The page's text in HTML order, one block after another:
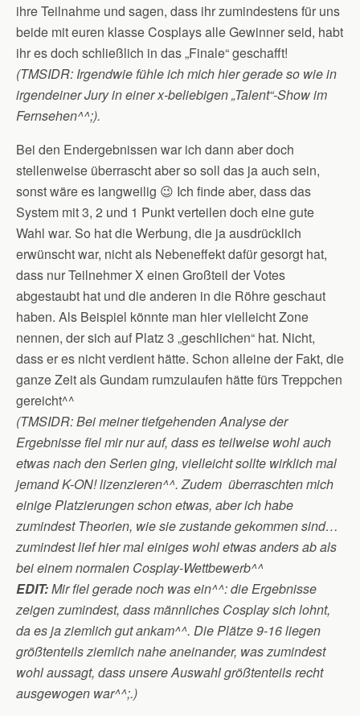
ihre Teilnahme und sagen, dass ihr zumindestens für uns
beide mit euren klasse Cosplays alle Gewinner seid, habt
ihr es doch schließlich in das „Finale“ geschafft!
(TMSIDR: Irgendwie fühle ich mich hier gerade so wie in
irgendeiner Jury in einer x-beliebigen „Talent“-Show im
Fernsehen^^;).
Bei den Endergebnissen war ich dann aber doch
stellenweise überrascht aber so soll das ja auch sein,
sonst wäre es langweilig 😉 Ich finde aber, dass das
System mit 3, 2 und 1 Punkt verteilen doch eine gute
Wahl war. So hat die Werbung, die ja ausdrücklich
erwünscht war, nicht als Nebeneffekt dafür gesorgt hat,
dass nur Teilnehmer X einen Großteil der Votes
abgestaubt hat und die anderen in die Röhre geschaut
haben. Als Beispiel könnte man hier vielleicht Zone
nennen, der sich auf Platz 3 „geschlichen“ hat. Nicht,
dass er es nicht verdient hätte. Schon alleine der Fakt, die
ganze Zeit als Gundam rumzulaufen hätte fürs Treppchen
gereicht^^
(TMSIDR: Bei meiner tiefgehenden Analyse der
Ergebnisse fiel mir nur auf, dass es teilweise wohl auch
etwas nach den Serien ging, vielleicht sollte wirklich mal
jemand K-ON! lizenzieren^^. Zudem überraschten mich
einige Platzierungen schon etwas, aber ich habe
zumindest Theorien, wie sie zustande gekommen sind…
zumindest lief hier mal einiges wohl etwas anders ab als
bei einem normalen Cosplay-Wettbewerb^^
EDIT:Mir fiel gerade noch was ein^^:die Ergebnisse
zeigen zumindest, dass männliches Cosplay sich lohnt,
da es ja ziemlich gut ankam^^. Die Plätze 9-16 liegen
größtenteils ziemlich nahe aneinander, was zumindest
wohl aussagt, dass unsere Auswahl größtenteils recht
ausgewogen war^^;.)